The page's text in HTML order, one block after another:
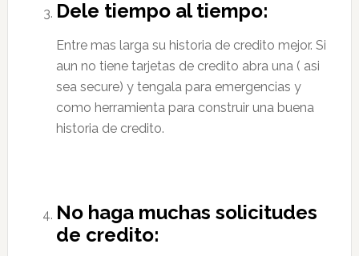
Dele tiempo al tiempo:
Entre mas larga su historia de credito mejor. Si
aun no tiene tarjetas de credito abra una ( asi
sea secure) y tengala para emergencias y
como herramienta para construir una buena
historia de credito.
No haga muchas solicitudes
de credito: